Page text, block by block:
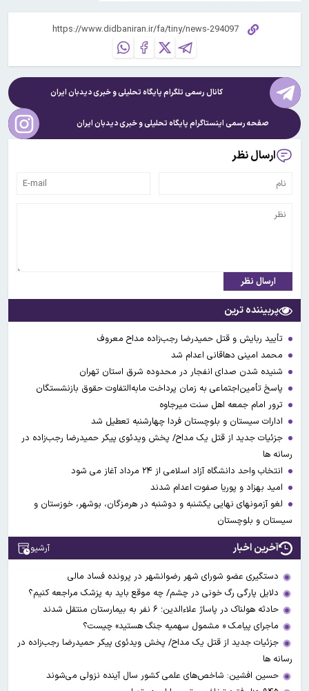
کانال رسمی تلگرام پایگاه تحلیلی و خبریدیدبان ایران
صفحه رسمی اینستاگرام پایگاه تحلیلی و خبریدیدبان ایران
ارسال نظر
ارسال نظر
پربیننده ترین
تأیید ربایش و قتل حمیدرضا رجب‌زاده مداح معروف
محمد امینی دهاقانی اعدام شد
شنیده شدن صدای انفجار در محدوده شرق استان تهران
پاسخ تأمین‌اجتماعی به زمان پرداخت مابه‌التفاوت حقوق بازنشستگان
ترور امام جمعه اهل سنت میرجاوه
ادارات سیستان و بلوچستان فردا چهارشنبه تعطیل شد
جزئیات جدید از قتل یک مداح/ پخش ویدئوی پیکر حمیدرضا رجب‌زاده در
رسانه ها
انتخاب واحد دانشگاه آزاد اسلامی از ۲۴ مرداد آغاز می شود
امید بهزاد و پوریا صفوت اعدام شدند
لغو آزمونهای نهایی یکشنبه و دوشنبه در هرمزگان، بوشهر، خوزستان و
سیستان و بلوچستان
آخرین اخبار آرشیو
دستگیری عضو شورای شهر رضوانشهر در پرونده فساد مالی
دلایل پارگی رگ خونی در چشم/ چه موقع باید به پزشک مراجعه کنیم؟
حادثه هولناک در پاساژ علاءالدین؛ ۶ نفر به بیمارستان منتقل شدند
ماجرای پیامک « مشمول سهمیه جنگ هستید» چیست؟
جزئیات جدید از قتل یک مداح/ پخش ویدئوی پیکر حمیدرضا رجب‌زاده در
رسانه ها
حسین افشین: شاخص‌های علمی کشور سال آینده نزولی می‌شوند